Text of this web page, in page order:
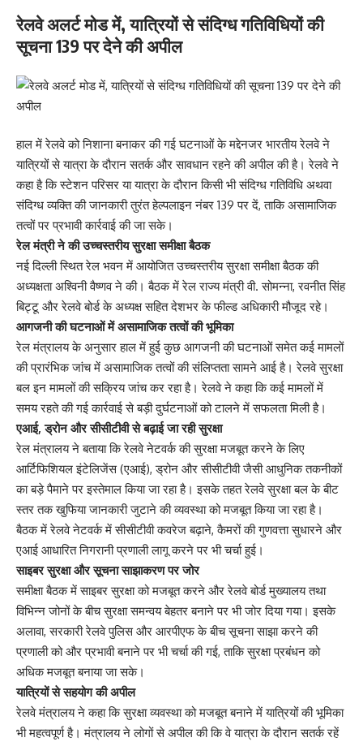
रेलवे अलर्ट मोड में, यात्रियों से संदिग्ध गतिविधियों की
सूचना 139 पर देने की अपील
हाल में रेलवे को निशाना बनाकर की गई घटनाओं के मद्देनजर भारतीय रेलवे ने
यात्रियों से यात्रा के दौरान सतर्क और सावधान रहने की अपील की है। रेलवे ने
कहा है कि स्टेशन परिसर या यात्रा के दौरान किसी भी संदिग्ध गतिविधि अथवा
संदिग्ध व्यक्ति की जानकारी तुरंत हेल्पलाइन नंबर 139 पर दें, ताकि असामाजिक
तत्वों पर प्रभावी कार्रवाई की जा सके।
रेल मंत्री ने की उच्चस्तरीय सुरक्षा समीक्षा बैठक
नई दिल्ली स्थित रेल भवन में आयोजित उच्चस्तरीय सुरक्षा समीक्षा बैठक की
अध्यक्षता अश्विनी वैष्णव ने की। बैठक में रेल राज्य मंत्री वी. सोमन्ना, रवनीत सिंह
बिट्टू और रेलवे बोर्ड के अध्यक्ष सहित देशभर के फील्ड अधिकारी मौजूद रहे।
आगजनी की घटनाओं में असामाजिक तत्वों की भूमिका
रेल मंत्रालय के अनुसार हाल में हुई कुछ आगजनी की घटनाओं समेत कई मामलों
की प्रारंभिक जांच में असामाजिक तत्वों की संलिप्तता सामने आई है। रेलवे सुरक्षा
बल इन मामलों की सक्रिय जांच कर रहा है। रेलवे ने कहा कि कई मामलों में
समय रहते की गई कार्रवाई से बड़ी दुर्घटनाओं को टालने में सफलता मिली है।
एआई, ड्रोन और सीसीटीवी से बढ़ाई जा रही सुरक्षा
रेल मंत्रालय ने बताया कि रेलवे नेटवर्क की सुरक्षा मजबूत करने के लिए
आर्टिफिशियल इंटेलिजेंस (एआई), ड्रोन और सीसीटीवी जैसी आधुनिक तकनीकों
का बड़े पैमाने पर इस्तेमाल किया जा रहा है। इसके तहत रेलवे सुरक्षा बल के बीट
स्तर तक खुफिया जानकारी जुटाने की व्यवस्था को मजबूत किया जा रहा है।
बैठक में रेलवे नेटवर्क में सीसीटीवी कवरेज बढ़ाने, कैमरों की गुणवत्ता सुधारने और
एआई आधारित निगरानी प्रणाली लागू करने पर भी चर्चा हुई।
साइबर सुरक्षा और सूचना साझाकरण पर जोर
समीक्षा बैठक में साइबर सुरक्षा को मजबूत करने और रेलवे बोर्ड मुख्यालय तथा
विभिन्न जोनों के बीच सुरक्षा समन्वय बेहतर बनाने पर भी जोर दिया गया। इसके
अलावा, सरकारी रेलवे पुलिस और आरपीएफ के बीच सूचना साझा करने की
प्रणाली को और प्रभावी बनाने पर भी चर्चा की गई, ताकि सुरक्षा प्रबंधन को
अधिक मजबूत बनाया जा सके।
यात्रियों से सहयोग की अपील
रेलवे मंत्रालय ने कहा कि सुरक्षा व्यवस्था को मजबूत बनाने में यात्रियों की भूमिका
भी महत्वपूर्ण है। मंत्रालय ने लोगों से अपील की कि वे यात्रा के दौरान सतर्क रहें